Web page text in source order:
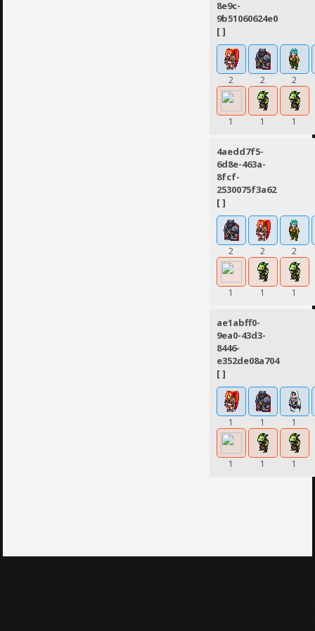
8e9c-
9b51060624e0
[ ]
2 2 2
1 1 1
4aedd7f5-
6d8e-463a-
8fcf-
2530075f3a62
[ ]
2 2 2
1 1 1
ae1abff0-
9ea0-43d3-
8446-
e352de08a704
[ ]
1 1 1
1 1 1